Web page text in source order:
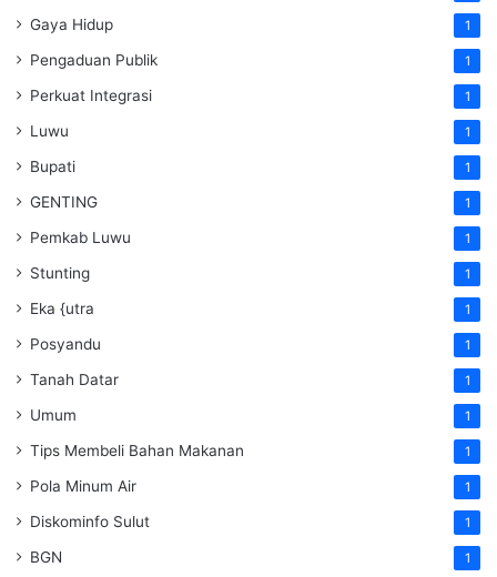
Gaya Hidup 1
Pengaduan Publik 1
Perkuat Integrasi 1
Luwu 1
Bupati 1
GENTING 1
Pemkab Luwu 1
Stunting 1
Eka {utra 1
Posyandu 1
Tanah Datar 1
Umum 1
Tips Membeli Bahan Makanan 1
Pola Minum Air 1
Diskominfo Sulut 1
BGN 1